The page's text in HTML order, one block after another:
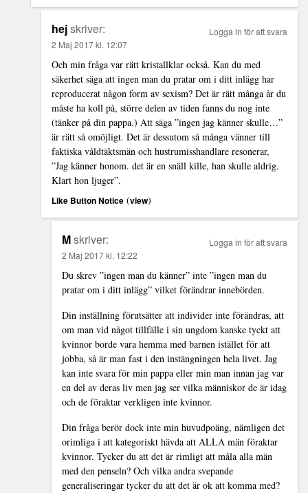
hejskriver:
2 Maj 2017 kl. 12:07
Och min fråga var rätt kristallklar också. Kan du med
säkerhet säga att ingen man du pratar om i ditt inlägg har
reproducerat någon form av sexism? Det är rätt många år du
måste ha koll på, större delen av tiden fanns du nog inte
(tänker på din pappa.) Att säga ”ingen jag känner skulle…”
är rätt så omöjligt. Det är dessutom så många vänner till
faktiska våldtäktsmän och hustrumisshandlare resonerar,
”Jag känner honom. det är en snäll kille, han skulle aldrig.
Klart hon ljuger”.
Like Button Notice (view)
Logga in för att svara
Mskriver:
2 Maj 2017 kl. 12:22
Du skrev ”ingen man du känner” inte ”ingen man du
pratar om i ditt inlägg” vilket förändrar innebörden.
Din inställning förutsätter att individer inte förändras, att
om man vid något tillfälle i sin ungdom kanske tyckt att
kvinnor borde vara hemma med barnen istället för att
jobba, så är man fast i den instängningen hela livet. Jag
kan inte svara för min pappa eller min man innan jag var
en del av deras liv men jag ser vilka människor de är idag
och de föraktar verkligen inte kvinnor.
Din fråga berör dock inte min huvudpoäng, nämligen det
orimliga i att kategoriskt hävda att ALLA män föraktar
kvinnor. Tycker du att det är rimligt att måla alla män
med den penseln? Och vilka andra svepande
generaliseringar tycker du att det är ok att komma med?
Logga in för att svara